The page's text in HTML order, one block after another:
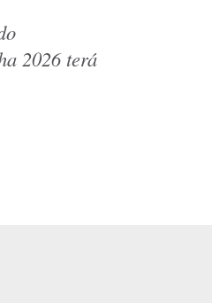
2026 terá